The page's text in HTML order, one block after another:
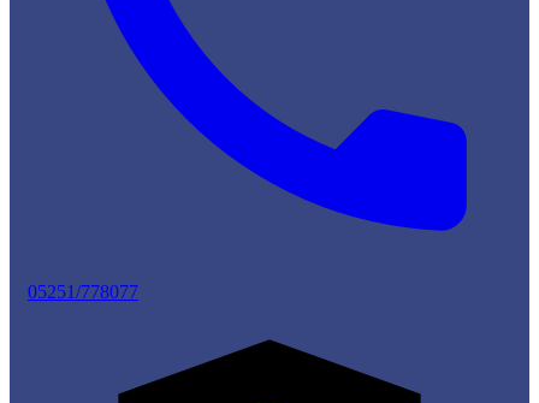
05251/778077